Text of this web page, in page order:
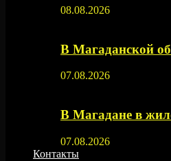
08.08.2026
В Магаданской
07.08.2026
В Магадане в
07.08.2026
Контакты